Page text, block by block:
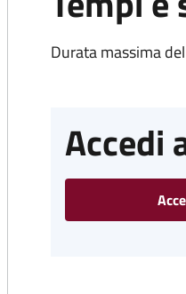
Durata massima
Accedi